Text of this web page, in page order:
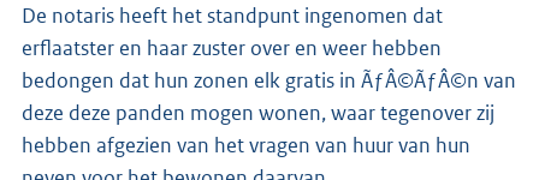
De notaris heeft het standpunt ingenomen dat
erflaatster en haar zuster over en weer hebben
bedongen dat hun zonen elk gratis in ÃƒÂ©ÃƒÂ©n van
deze deze panden mogen wonen, waar tegenover zij
hebben afgezien van het vragen van huur van hun